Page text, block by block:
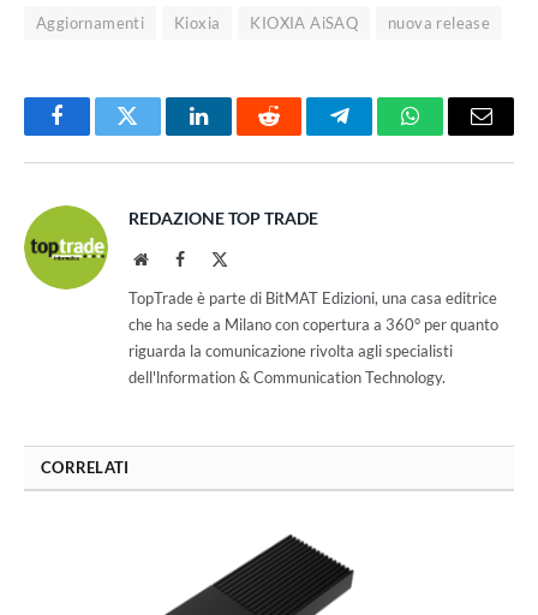
Aggiornamenti Kioxia KIOXIA AiSAQ nuova release
FacebookTwitter LinkedInReddit TelegramWhatsAppEmail
REDAZIONE TOP TRADE
WebsiteFacebook
TopTrade è parte di BitMAT Edizioni, una casa editrice
che ha sede a Milano con copertura a 360° per quanto
riguarda la comunicazione rivolta agli specialisti
dell'lnformation & Communication Technology.
CORRELATI